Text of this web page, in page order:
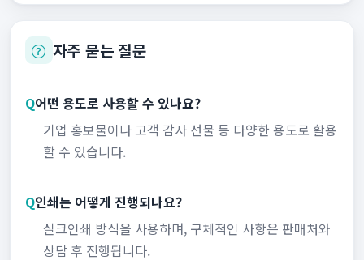
자주 묻는 질문
Q어떤 용도로 사용할 수 있나요?
기업 홍보물이나 고객 감사 선물 등 다양한 용도로 활용
할 수 있습니다.
Q인쇄는 어떻게 진행되나요?
실크인쇄 방식을 사용하며, 구체적인 사항은 판매처와
상담 후 진행됩니다.